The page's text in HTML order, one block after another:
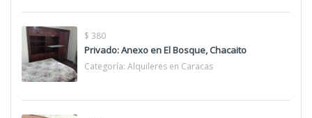
$ 380
Privado: Anexo en El Bosque, Chacaito
Categoría: Alquileres en Caracas